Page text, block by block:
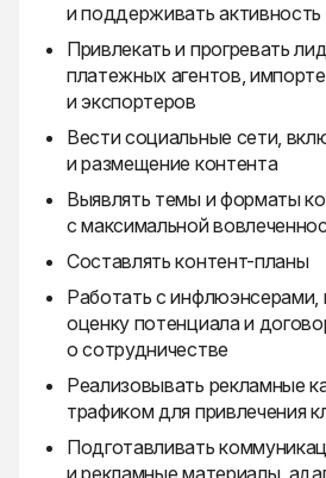
и поддерживать активность
Привлекать и прогревать
платежных агентов,
и экспортеров
Вести социальные сети,
и размещение контента
Выявлять темы и форматы
с максимальной
Составлять контент-планы
Работать с инфлюэнсерами,
оценку потенциала и
о сотрудничестве
Реализовывать рекламные
трафиком для привлечения
Подготавливать
и рекламные материалы,